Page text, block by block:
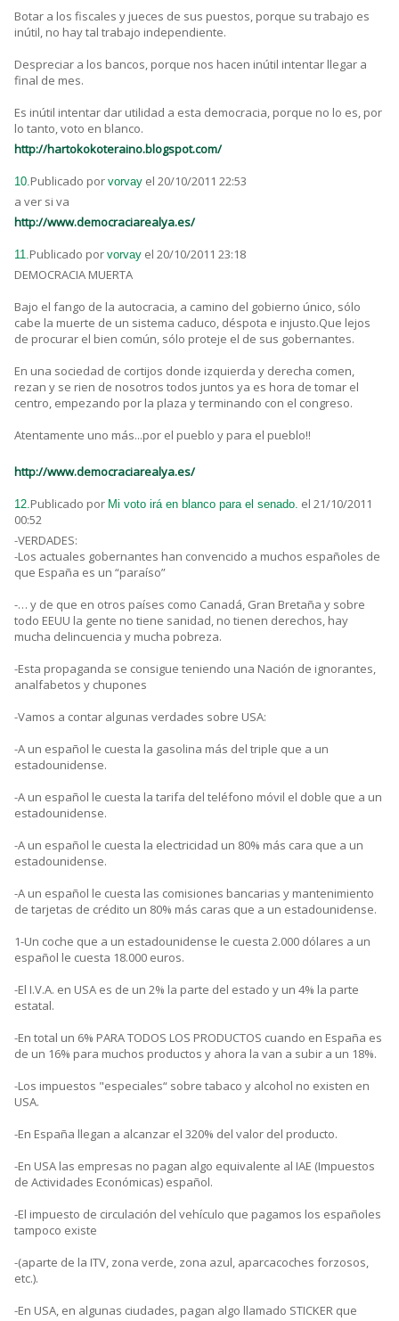
Botar a los fiscales y jueces de sus puestos, porque su trabajo es
inútil, no hay tal trabajo independiente.
Despreciar a los bancos, porque nos hacen inútil intentar llegar a
final de mes.
Es inútil intentar dar utilidad a esta democracia, porque no lo es, por
lo tanto, voto en blanco.
http://hartokokoteraino.blogspot.com/
10.Publicado por vorvay el 20/10/2011 22:53
a ver si va
http://www.democraciarealya.es/
11.Publicado por vorvay el 20/10/2011 23:18
DEMOCRACIA MUERTA
Bajo el fango de la autocracia, a camino del gobierno único, sólo
cabe la muerte de un sistema caduco, déspota e injusto.Que lejos
de procurar el bien común, sólo proteje el de sus gobernantes.
En una sociedad de cortijos donde izquierda y derecha comen,
rezan y se rien de nosotros todos juntos ya es hora de tomar el
centro, empezando por la plaza y terminando con el congreso.
Atentamente uno más...por el pueblo y para el pueblo!!
http://www.democraciarealya.es/
12.Publicado por Mi voto irá en blanco para el senado. el 21/10/2011
00:52
-VERDADES:
-Los actuales gobernantes han convencido a muchos españoles de
que España es un “paraíso”
-… y de que en otros países como Canadá, Gran Bretaña y sobre
todo EEUU la gente no tiene sanidad, no tienen derechos, hay
mucha delincuencia y mucha pobreza.
-Esta propaganda se consigue teniendo una Nación de ignorantes,
analfabetos y chupones
-Vamos a contar algunas verdades sobre USA:
-A un español le cuesta la gasolina más del triple que a un
estadounidense.
-A un español le cuesta la tarifa del teléfono móvil el doble que a un
estadounidense.
-A un español le cuesta la electricidad un 80% más cara que a un
estadounidense.
-A un español le cuesta las comisiones bancarias y mantenimiento
de tarjetas de crédito un 80% más caras que a un estadounidense.
1-Un coche que a un estadounidense le cuesta 2.000 dólares a un
español le cuesta 18.000 euros.
-El I.V.A. en USA es de un 2% la parte del estado y un 4% la parte
estatal.
-En total un 6% PARA TODOS LOS PRODUCTOS cuando en España es
de un 16% para muchos productos y ahora la van a subir a un 18%.
-Los impuestos "especiales“ sobre tabaco y alcohol no existen en
USA.
-En España llegan a alcanzar el 320% del valor del producto.
-En USA las empresas no pagan algo equivalente al IAE (Impuestos
de Actividades Económicas) español.
-El impuesto de circulación del vehículo que pagamos los españoles
tampoco existe
-(aparte de la ITV, zona verde, zona azul, aparcacoches forzosos,
etc.).
-En USA, en algunas ciudades, pagan algo llamado STICKER que